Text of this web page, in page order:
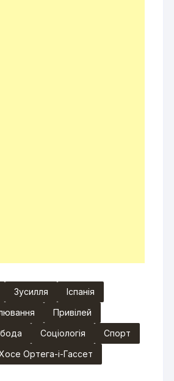
Зусилля
Іспанія
Привілей
Соціологія
Спорт
Ортега-і-Гассет